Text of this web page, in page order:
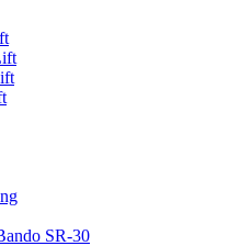
SR-30